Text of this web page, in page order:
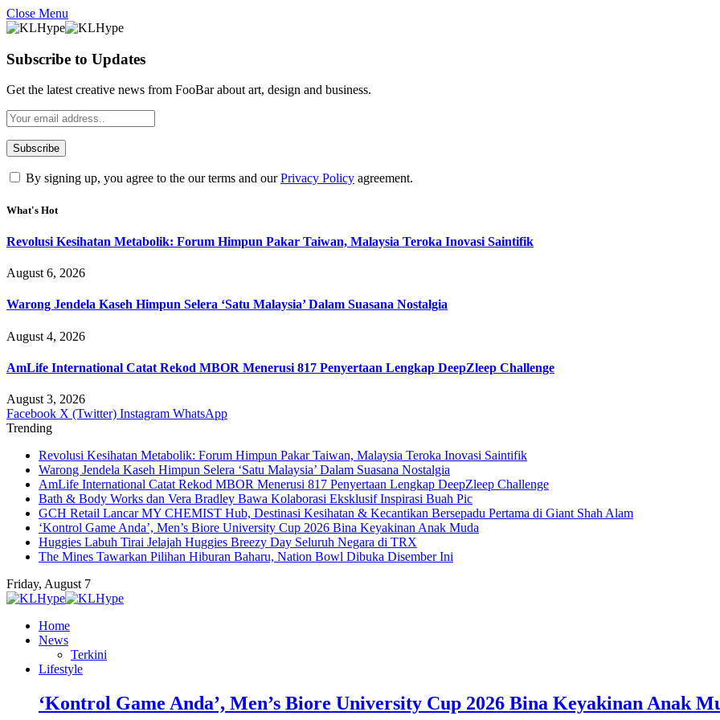
Close Menu
Subscribe to Updates
Get the latest creative news from FooBar about art, design and business.
By signing up, you agree to the our terms and ourPrivacy Policy agreement.
What's Hot
Revolusi Kesihatan Metabolik: Forum Himpun Pakar Taiwan, Malaysia Teroka Inovasi Saintifik
August 6, 2026
Warong Jendela Kaseh Himpun Selera ‘Satu Malaysia’ Dalam Suasana Nostalgia
August 4, 2026
AmLife International Catat Rekod MBOR Menerusi 817 Penyertaan Lengkap DeepZleep Challenge
August 3, 2026
Facebook X (Twitter) Instagram WhatsApp
Trending
Revolusi Kesihatan Metabolik: Forum Himpun Pakar Taiwan, Malaysia Teroka Inovasi Saintifik
Warong Jendela Kaseh Himpun Selera ‘Satu Malaysia’ Dalam Suasana Nostalgia
AmLife International Catat Rekod MBOR Menerusi 817 Penyertaan Lengkap DeepZleep Challenge
Bath & Body Works dan Vera Bradley Bawa Kolaborasi Eksklusif Inspirasi Buah Pic
GCH Retail Lancar MY CHEMIST Hub, Destinasi Kesihatan & Kecantikan Bersepadu Pertama di Giant Shah Alam
‘Kontrol Game Anda’, Men’s Biore University Cup 2026 Bina Keyakinan Anak Muda
Huggies Labuh Tirai Jelajah Huggies Breezy Day Seluruh Negara di TRX
The Mines Tawarkan Pilihan Hiburan Baharu, Nation Bowl Dibuka Disember Ini
Friday, August 7
Home
News
Terkini
Lifestyle
‘Kontrol Game Anda’, Men’s Biore University Cup 2026 Bina Keyakinan Anak